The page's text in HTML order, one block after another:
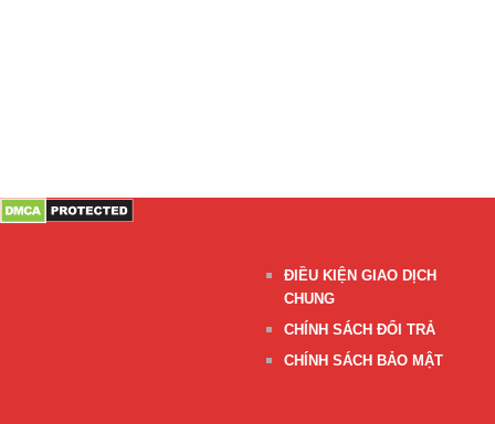
ĐIỀU KIỆN GIAO DỊCH
CHUNG
CHÍNH SÁCH ĐỔI TRẢ
CHÍNH SÁCH BẢO MẬT